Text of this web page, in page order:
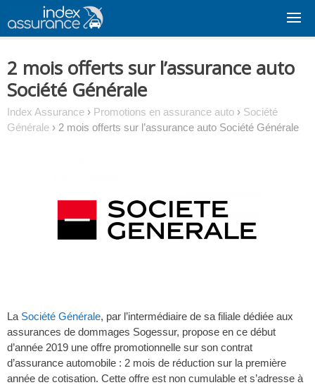
content
2 mois offerts sur l’assurance auto
Société Générale
Index Assurance › Promotions en assurance auto › Société
Générale › 2 mois offerts sur l’assurance auto Société Générale
La Société Générale, par l’intermédiaire de sa filiale dédiée aux
assurances de dommages Sogessur, propose en ce début
d’année 2019 une offre promotionnelle sur son contrat
d’assurance automobile : 2 mois de réduction sur la première
année de cotisation. Cette offre est non cumulable et s’adresse à